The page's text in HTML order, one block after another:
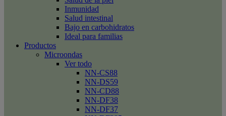
Inmunidad
Salud intestinal
Bajo en carbohidratos
Ideal para familias
Productos
Microondas
Ver todo
NN-CS88
NN-DS59
NN-CD88
NN-DF38
NN-DF37